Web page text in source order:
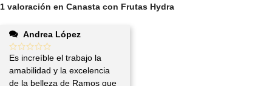
1 valoración en Canasta con Frutas Hydra
Andrea López
Es increíble el trabajo la
amabilidad y la excelencia
de la belleza de Ramos que